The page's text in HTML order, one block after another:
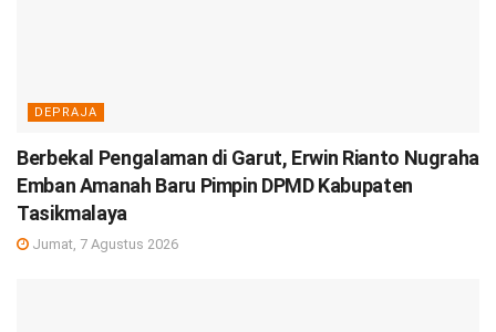
DEPRAJA
Berbekal Pengalaman di Garut, Erwin Rianto Nugraha
Emban Amanah Baru Pimpin DPMD Kabupaten
Tasikmalaya
Jumat, 7 Agustus 2026